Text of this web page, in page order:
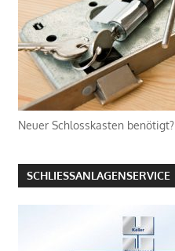
Neuer Schlosskasten benötigt?
SCHLIESSANLAGENSERVICE